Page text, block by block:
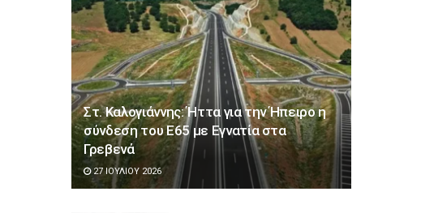
Στ. Καλογιάννης: Ήττα για την Ήπειρο η
σύνδεση του Ε65 με Εγνατία στα
Γρεβενά
27 ΙΟΥΛΊΟΥ 2026